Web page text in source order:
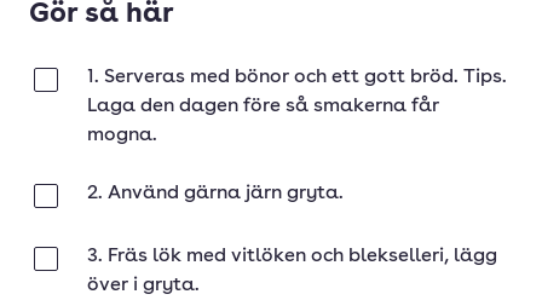
Gör så här
1. Serveras med bönor och ett gott bröd. Tips.
Laga den dagen före så smakerna får
mogna.
2. Använd gärna järn gryta.
3. Fräs lök med vitlöken och blekselleri, lägg
över i gryta.